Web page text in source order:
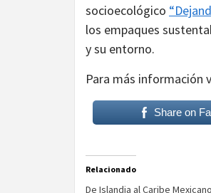
socioecológico
los empaques
y su entorno.
Para más información
Share on
Relacionado
De Islandia al Caribe